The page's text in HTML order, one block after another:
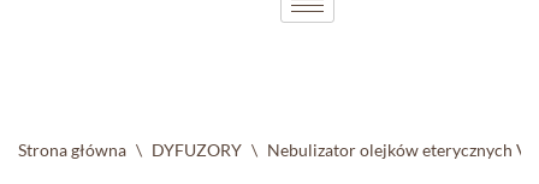
Strona główna \ DYFUZORY \ Nebulizator olejków eterycznych